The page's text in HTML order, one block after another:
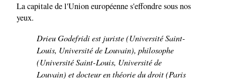
La capitale de l'Union européenne s'effondre sous nos
yeux.
Drieu Godefridi est juriste (Université Saint-
Louis, Université de Louvain), philosophe
(Université Saint-Louis, Université de
Louvain) et docteur en théorie du droit (Paris